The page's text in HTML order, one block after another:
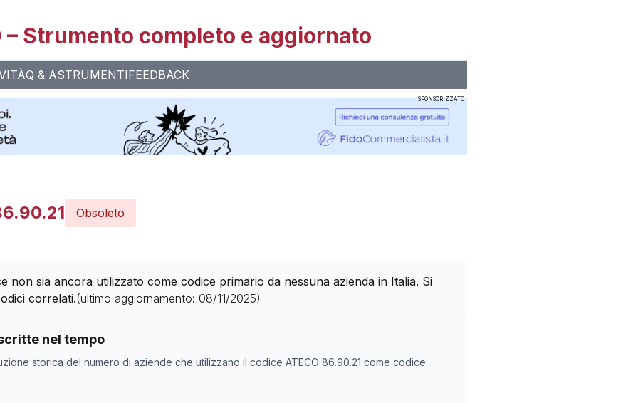
– Strumento completo e aggiornato
Q & ASTRUMENTIFEEDBACK
SPONSORIZZATO
Obsoleto
non sia ancora utilizzato come codice primario da nessuna azienda in Italia. Si
correlati.(ultimo aggiornamento: 08/11/2025)
nel tempo
storica del numero di aziende che utilizzano il codice ATECO 86.90.21 come codice
con codice ATECO
Numero aziende